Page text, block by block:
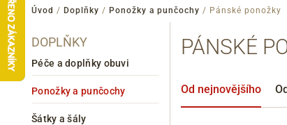
Zapomenuté heslo
Registrace
Úvod / Doplňky / Ponožky a punčochy / Pánské ponožky
PÁNSKÉ
DOPLŇKY
Péče a doplňky obuvi
Ponožky a punčochy
Šátky a šály
Od nejnovějšího